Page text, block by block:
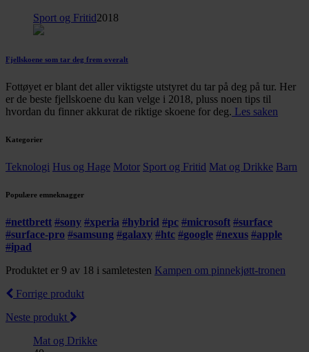
Sport og Fritid2018
Fjellskoene som tar deg frem overalt
Fottøyet er blant det aller viktigste utstyret du tar på deg på tur. Her
er de beste fjellskoene du kan velge i 2018, pluss noen tips til
hvordan du finner akkurat de riktige skoene for deg. Les saken
Kategorier
Teknologi Hus og Hage Motor Sport og Fritid Mat og Drikke Barn
Populære emneknagger
#nettbrett #sony #xperia #hybrid #pc #microsoft #surface
#surface-pro #samsung #galaxy #htc #google #nexus #apple
#ipad
Produktet er 9 av 18 i samletesten Kampen om pinnekjøtt-tronen
Forrige produkt
Neste produkt
Mat og Drikke